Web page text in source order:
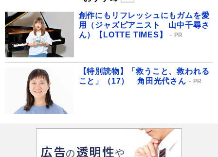
創作にもリフレッシュにもガムを愛
用（ジャズピアニスト 山中千尋さ
ん）【LOTTE TIMES】
PR
【特別読物】「救うこと、救われる
こと」（17） 角田光代さん
PR